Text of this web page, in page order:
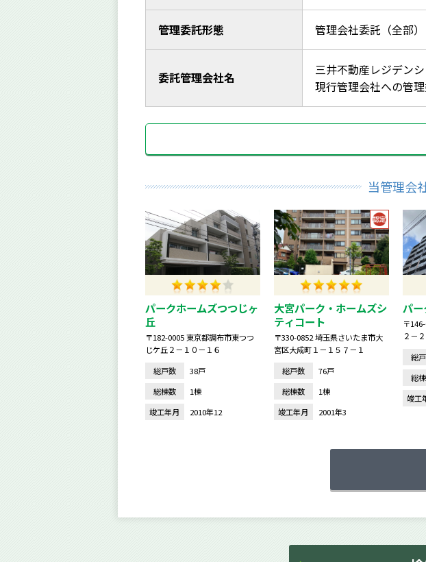
管理委託形態 管理会社委託（全部）
委託管理会社名
三井不動産レジデン
現行管理会社への管
当管理会
パークホームズつつじヶ
丘
〒182-0005 東京都調布市東つつ
じケ丘２－１０－１６
総戸数
38戸
総棟数
1棟
竣工年月
2010年12
大宮パーク・ホームズシ
ティコート
〒330-0852 埼玉県さいたま市大
宮区大成町１－１５７－１
総戸数
76戸
総棟数
1棟
竣工年月
2001年3
パ
〒
２－
総
総
竣工